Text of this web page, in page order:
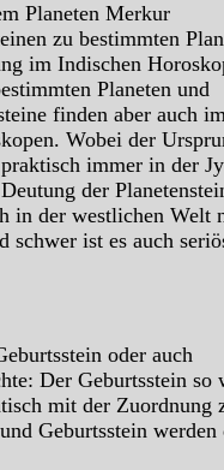
Planeten Merkur
zu bestimmten
im Indischen
Planeten und
finden aber auch
Wobei der
immer in der
der
in der westlichen Welt
schwer ist es auch
oder auch
Der Geburtsstein so
mit der Zuordnung
Geburtsstein werden